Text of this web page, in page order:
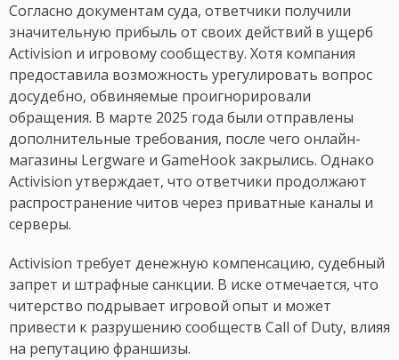
Согласно документам суда, ответчики получили
значительную прибыль от своих действий в ущерб
Activision и игровому сообществу. Хотя компания
предоставила возможность урегулировать вопрос
досудебно, обвиняемые проигнорировали
обращения. В марте 2025 года были отправлены
дополнительные требования, после чего онлайн-
магазины Lergware и GameHook закрылись. Однако
Activision утверждает, что ответчики продолжают
распространение читов через приватные каналы и
серверы.
Activision требует денежную компенсацию, судебный
запрет и штрафные санкции. В иске отмечается, что
читерство подрывает игровой опыт и может
привести к разрушению сообществ Call of Duty, влияя
на репутацию франшизы.